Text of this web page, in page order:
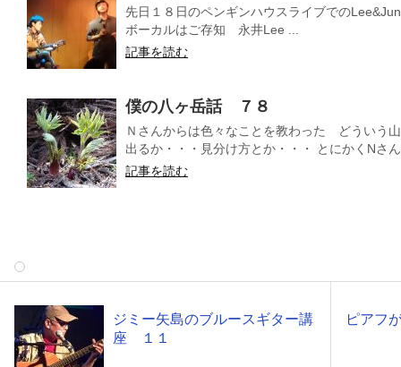
先日１８日のペンギンハウスライブでの
ボーカルはご存知 永井Lee ...
記事を読む
僕の八ヶ岳話 ７８
Ｎさんからは色々なことを教わった どういう
出るか・・・見分け方とか・・・ とにかくNさ
記事を読む
ジミー矢島のブルースギター講
座 １１
ピアフ